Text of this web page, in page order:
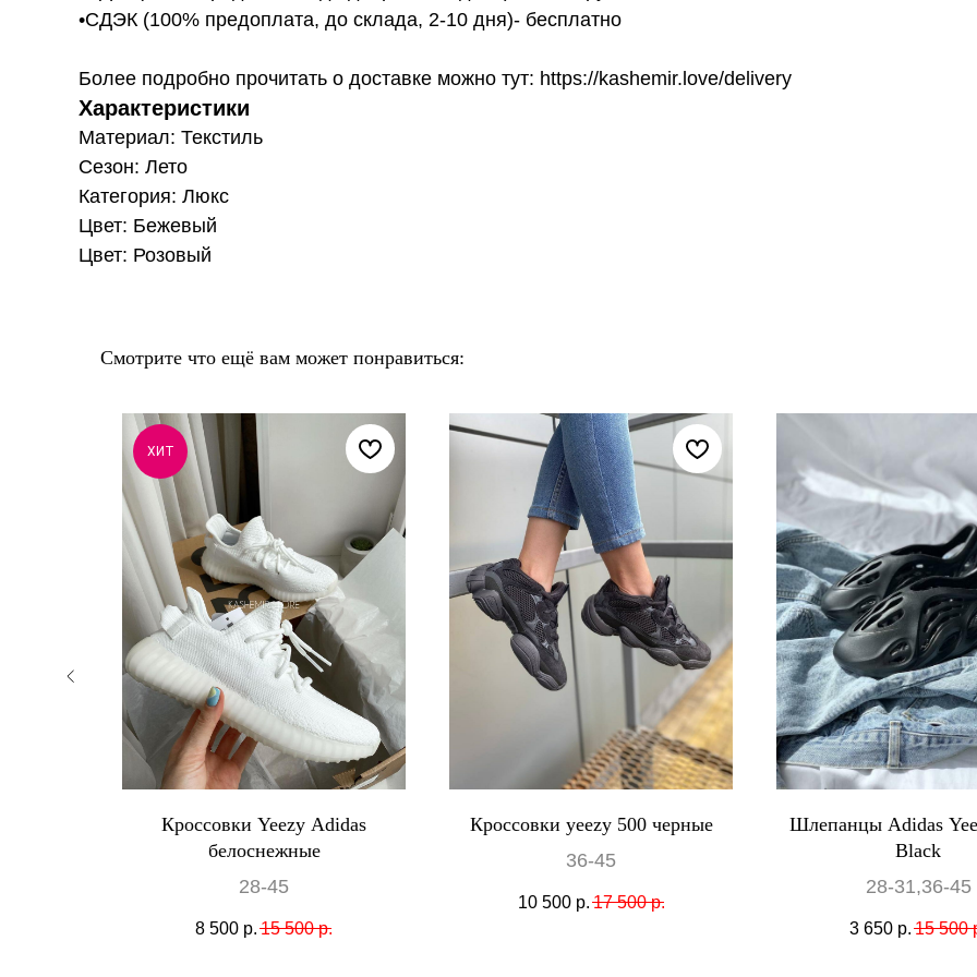
•СДЭК (100% предоплата, до склада, 2-10 дня)- бесплатно
Более подробно прочитать о доставке можно тут: https://kashemir.love/delivery
Характеристики
Материал: Текстиль
Сезон: Лето
Категория: Люкс
Цвет: Бежевый
Цвет: Розовый
Смотрите что ещё вам может понравиться:
ХИТ
Кроссовки Yeezy Adidas
белоснежные
28-45
8 500 р. 15 500 р.
Кроссовки yeezy 500 черные
36-45
10 500 р. 17 500 р.
Шлепанцы Adidas
Black
28-31,36-45
3 650 р. 15 500